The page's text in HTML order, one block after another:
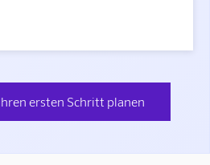
ersten Schritt planen